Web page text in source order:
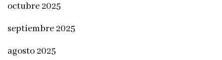
octubre 2025
septiembre 2025
agosto 2025